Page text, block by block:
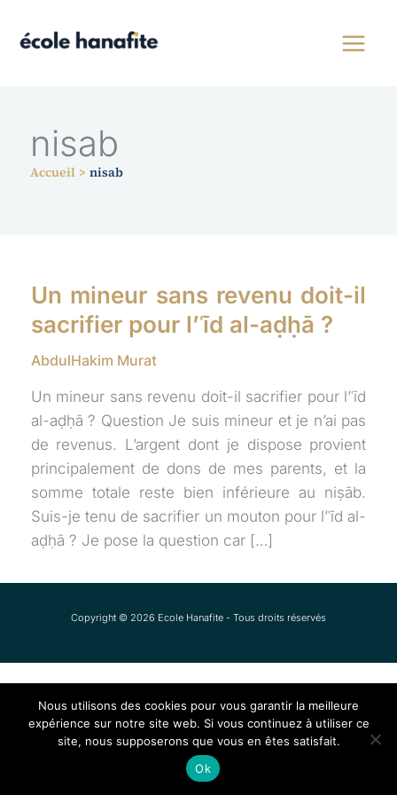
nisab
Accueil nisab
Un mineur sans revenu doit-il
sacrifier pour l’ʿīd al-aḍḥā ?
AbdulHakim Murat
Un mineur sans revenu doit-il sacrifier pour l’ʿīd
al-aḍḥā ? Question Je suis mineur et je n’ai pas
de revenus. L’argent dont je dispose provient
principalement de dons de mes parents, et la
somme totale reste bien inférieure au niṣāb.
Suis-je tenu de sacrifier un mouton pour l’ʿīd al-
aḍḥā ? Je pose la question car […]
Copyright © 2026 Ecole Hanafite - Tous droits réservés
Nous utilisons des cookies pour vous garantir la meilleure
expérience sur notre site web. Si vous continuez à utiliser ce
site, nous supposerons que vous en êtes satisfait.
Ok